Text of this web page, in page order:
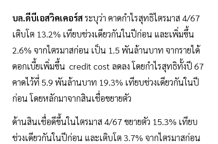
บล.ดีบีเอสวิคเคอร์สระบุว่า คาดกำไรสุทธิไตรมาส 4/67
เติบโต 13.2% เทียบช่วงเดียวกันในปีก่อน และเพิ่มขึ้น
2.6% จากไตรมาสก่อน เป็น 1.5 พันล้านบาท จากรายได้
ดอกเบี้ยเพิ่มขึ้น credit cost ลดลง โดยกำไรสุทธิทั้งปี 67
คาดไว้ที่ 5.9 พันล้านบาท 19.3% เทียบช่วงเดียวกันในปี
ก่อน โดยหลักมาจากสินเชื่อขยายตัว
ด้านสินเชื่อดีขึ้นในไตรมาส 4/67 ขยายตัว 15.3% เทียบ
ช่วงเดียวกันในปีก่อน และเติบโต 3.7% จากไตรมาสก่อน